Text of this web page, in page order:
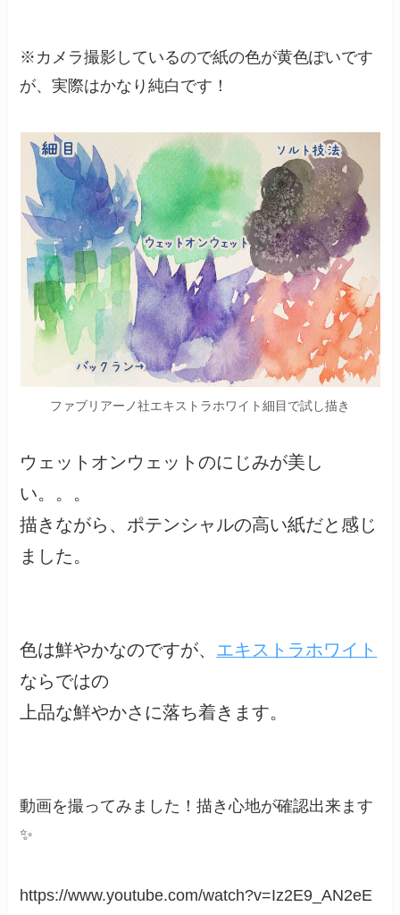
※カメラ撮影しているので紙の色が黄色ぽいです
が、実際はかなり純白です！
ファブリアーノ社エキストラホワイト細目で試し描き
ウェットオンウェットのにじみが美し
い。。。
描きながら、ポテンシャルの高い紙だと感じ
ました。
色は鮮やかなのですが、 エキストラホワイト
ならではの
上品な鮮やかさに落ち着きます。
動画を撮ってみました！描き心地が確認出来ます
✨
https://www.youtube.com/watch?v=Iz2E9_AN2eE